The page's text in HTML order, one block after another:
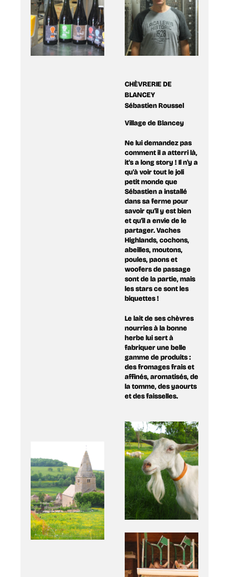
CHÈVRERIE DE
BLANCEY
Sébastien Roussel
Village de Blancey
Ne lui demandez pas
comment il a atterri là,
it's a long story ! Il n'y a
qu'à voir tout le joli
petit monde que
Sébastien a installé
dans sa ferme pour
savoir qu'il y est bien
et qu'il a envie de le
partager. Vaches
Highlands, cochons,
abeilles, moutons,
poules, paons et
woofers de passage
sont de la partie, mais
les stars ce sont les
biquettes !
Le lait de ses chèvres
nourries à la bonne
herbe lui sert à
fabriquer une belle
gamme de produits :
des fromages frais et
affinés, aromatisés, de
la tomme, des yaourts
et des faisselles.